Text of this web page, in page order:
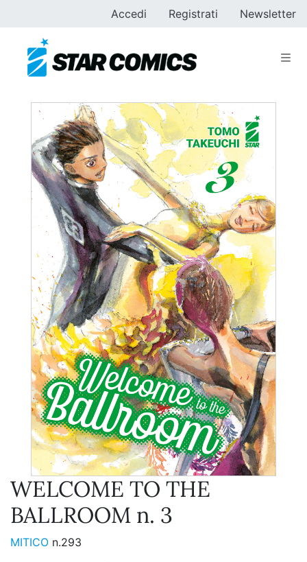
Accedi Registrati Newsletter
WELCOME TO THE
BALLROOM n. 3
MITICO n.293